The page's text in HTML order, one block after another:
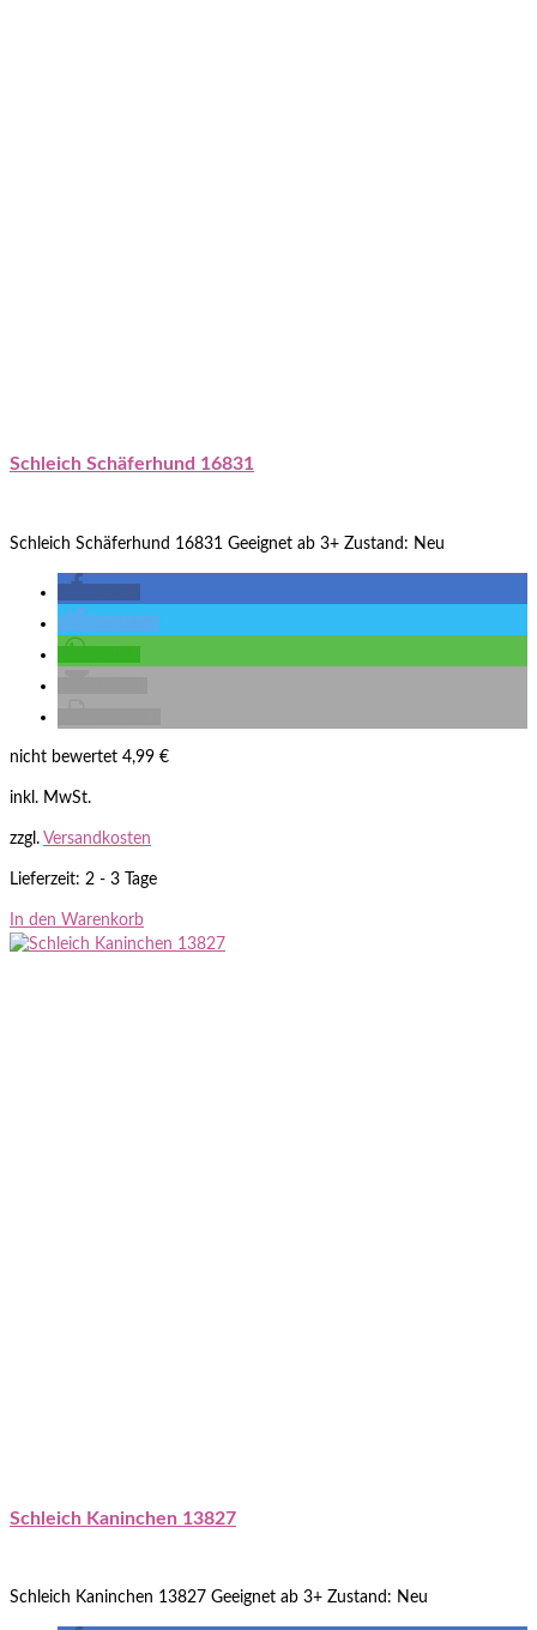
Schleich Schäferhund 16831
Schleich Schäferhund 16831 Geeignet ab 3+ Zustand: Neu
nicht bewertet 4,99 €
inkl. MwSt.
zzgl. Versandkosten
Lieferzeit: 2 - 3 Tage
In den Warenkorb
Schleich Kaninchen 13827
Schleich Kaninchen 13827 Geeignet ab 3+ Zustand: Neu